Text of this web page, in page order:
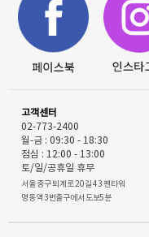
고객센터
02-773-2400
월-금 : 09:30 - 18:30
점심 : 12:00 - 13:00
토/일/공휴일 휴무
서울 중구 퇴계로 20길 43 펜타워
명동역 3번출구에서 도보5분